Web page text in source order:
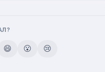
😄 😮 😢